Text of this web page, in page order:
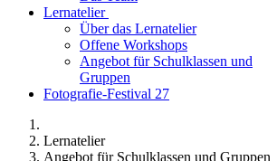
Lernatelier
Über das Lernatelier
Offene Workshops
Angebot für Schulklassen und
Gruppen
Fotografie-Festival 27
Lernatelier
Angebot für Schulklassen und Gruppen